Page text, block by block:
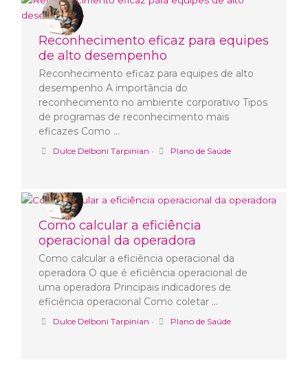
Reconhecimento eficaz para equipes
de alto desempenho
Reconhecimento eficaz para equipes de alto
desempenho A importância do
reconhecimento no ambiente corporativo Tipos
de programas de reconhecimento mais
eficazes Como …
Dulce Delboni Tarpinian • Plano de Saúde
Como calcular a eficiência
operacional da operadora
Como calcular a eficiência operacional da
operadora O que é eficiência operacional de
uma operadora Principais indicadores de
eficiência operacional Como coletar …
Dulce Delboni Tarpinian • Plano de Saúde